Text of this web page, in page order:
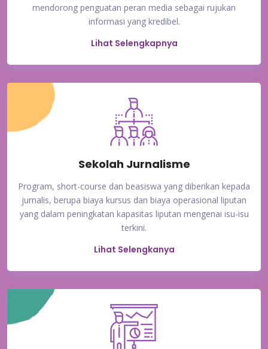
mendorong penguatan peran media sebagai rujukan
informasi yang kredibel.
Lihat Selengkapnya
Sekolah Jurnalisme
Program, short-course dan beasiswa yang diberikan kepada
jurnalis, berupa biaya kursus dan biaya operasional liputan
yang dalam peningkatan kapasitas liputan mengenai isu-isu
terkini.
Lihat Selengkanya